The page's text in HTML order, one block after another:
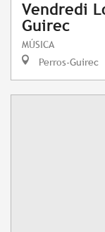
Vendredi
Guirec
MÚSICA
Perros-Guirec